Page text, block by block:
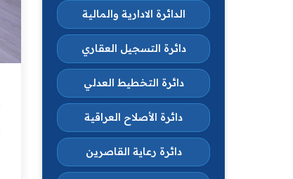
الدائرة الادارية والمالية
دائرة التسجيل العقاري
دائرة التخطيط العدلي
دائرة الأصلاح العراقية
دائرة رعاية القاصرين